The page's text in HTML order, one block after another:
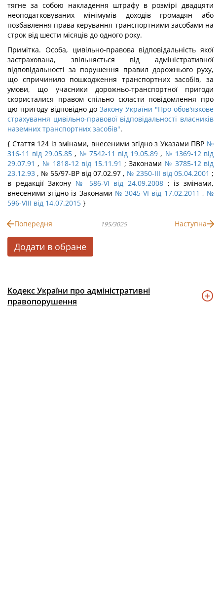
тягне за собою накладення штрафу в розмірі двадцяти
неоподатковуваних мінімумів доходів громадян або
позбавлення права керування транспортними засобами на
строк від шести місяців до одного року.
Примітка. Особа, цивільно-правова відповідальність якої
застрахована, звільняється від адміністративної
відповідальності за порушення правил дорожнього руху,
що спричинило пошкодження транспортних засобів, за
умови, що учасники дорожньо-транспортної пригоди
скористалися правом спільно скласти повідомлення про
цю пригоду відповідно до Закону України "Про обов'язкове
страхування цивільно-правової відповідальності власників
наземних транспортних засобів".
{ Стаття 124 із змінами, внесеними згідно з Указами ПВР №
316-11 від 29.05.85 , № 7542-11 від 19.05.89 , № 1369-12 від
29.07.91 , № 1818-12 від 15.11.91 ; Законами № 3785-12 від
23.12.93 , № 55/97-ВР від 07.02.97 , № 2350-III від 05.04.2001 ;
в редакції Закону № 586-VI від 24.09.2008; із змінами,
внесеними згідно із Законами № 3045-VI від 17.02.2011 , №
596-VIII від 14.07.2015 }
Попередня 195/3025 Наступна
Додати в обране
Кодекс України про адміністративні
правопорушення